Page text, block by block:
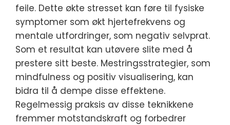
feile. Dette økte stresset kan føre til fysiske
symptomer som økt hjertefrekvens og
mentale utfordringer, som negativ selvprat.
Som et resultat kan utøvere slite med å
prestere sitt beste. Mestringsstrategier, som
mindfulness og positiv visualisering, kan
bidra til å dempe disse effektene.
Regelmessig praksis av disse teknikkene
fremmer motstandskraft og forbedrer